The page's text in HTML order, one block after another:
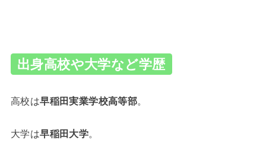
出身高校や大学など学歴
高校は早稲田実業学校高等部。
大学は早稲田大学。